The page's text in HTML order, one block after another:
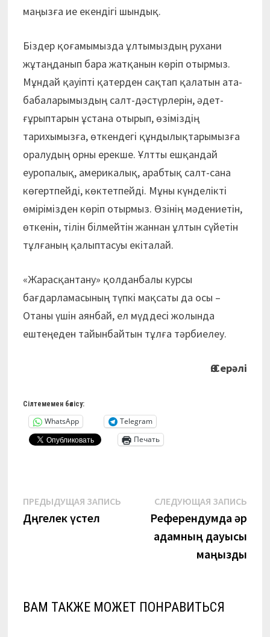
маңызға ие екендігі шындық.
Біздер қоғамымызда ұлтымыздың рухани
жұтаңданып бара жатқанын көріп отырмыз.
Мұндай қауіпті қатерден сақтап қалатын ата-
бабаларымыздың салт-дәстүрлерін, әдет-
ғұрыптарын ұстана отырып, өзіміздің
тарихымызға, өткендегі құндылықтарымыз­ға
оралудың орны ерекше. Ұлтты ешқандай
еуропалық, америкалық, арабтық салт-сана
көгертпейді, көктетпейді. Мұны күнделікті
өмірімізден көріп отырмыз. Өзінің мәдение­тін,
өткенін, тілін білмейтін жаннан ұлтын сүйетін
тұлғаның қалыптасуы екіталай.
«Жарасқантану» қолданбалы курсы
бағдарламасының түпкі мақсаты да осы –
Отаны үшін аянбай, ел мүддесі жолында
ештеңеден тайынбайтын тұлға тәрбиелеу.
Ө.Серәлі
Сілтемемен бөлісу:
WhatsApp
Telegram
Печать
Навигация
по
ПРЕДЫДУЩАЯ ЗАПИСЬПредыдущая
запись:
Дөңгелек үстел
СЛЕДУЮЩАЯ ЗАПИСЬ
Референдумда әр
адамның дауысы
маңызды
ВАМ ТАКЖЕ МОЖЕТ ПОНРАВИТЬСЯ